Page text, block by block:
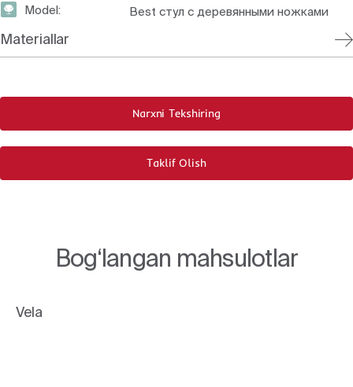
Model:
Best стул с деревянными ножками
Materiallar
Narxni Tekshiring
Taklif Olish
Bog‘langan mahsulotlar
Vela